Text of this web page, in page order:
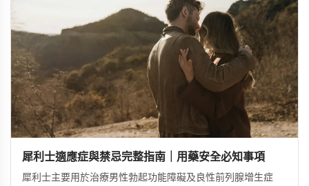
犀利士適應症與禁忌完整指南｜用藥安全必知事項
犀利士主要用於治療男性勃起功能障礙及良性前列腺增生症